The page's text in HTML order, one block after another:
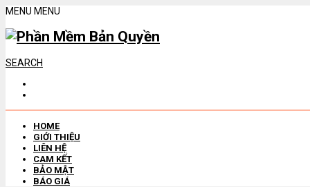
MENU MENU
SEARCH
HOME
GIỚI THIỆU
LIÊN HỆ
CAM KẾT
BẢO MẬT
BÁO GIÁ